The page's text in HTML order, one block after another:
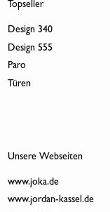
Topseller
Design 340
Design 555
Paro
Türen
Unsere Webseiten
www.joka.de
www.jordan-kassel.de